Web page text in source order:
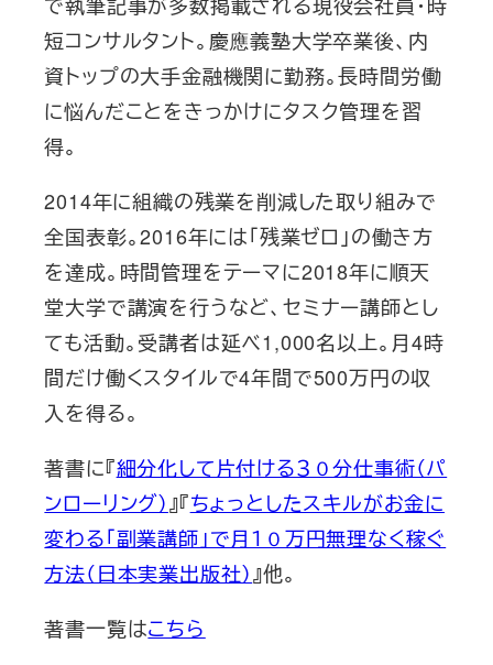
短コンサルタント。慶應義塾大学卒業後、内
資トップの大手金融機関に勤務。長時間労働
に悩んだことをきっかけにタスク管理を習
得。
2014年に組織の残業を削減した取り組みで
全国表彰。2016年には「残業ゼロ」の働き方
を達成。時間管理をテーマに2018年に順天
堂大学で講演を行うなど、セミナー講師とし
ても活動。受講者は延べ1,000名以上。月4時
間だけ働くスタイルで4年間で500万円の収
入を得る。
著書に『細分化して片付ける３０分仕事術（パ
ンローリング）』『ちょっとしたスキルがお金に
変わる「副業講師」で月１０万円無理なく稼ぐ
方法（日本実業出版社）』他。
著書一覧はこちら